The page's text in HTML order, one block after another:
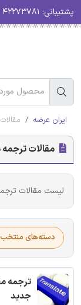
پشتیبانی:
ایران عرضه
مقالات
لیست مقالات
دسته‌های منتخب
ترجمه
جدید